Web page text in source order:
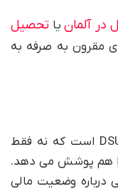
در آلمان یا تحصیل
مقرون به صرفه به
یکی از جذاب ترین فرصت ها بورسیه DSU است که نه فقط
را هم پوشش می دهد.
درباره وضعیت مالی